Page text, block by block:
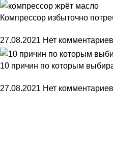
Компрессор избыточно
27.08.2021 Нет комментариев
10 причин по которым
27.08.2021 Нет комментариев